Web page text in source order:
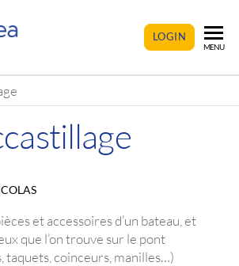
READY4SEALOGIN
MENU
et accessoires d’un bateau, et
que l’on trouve sur le pont
taquets, coinceurs, manilles…)